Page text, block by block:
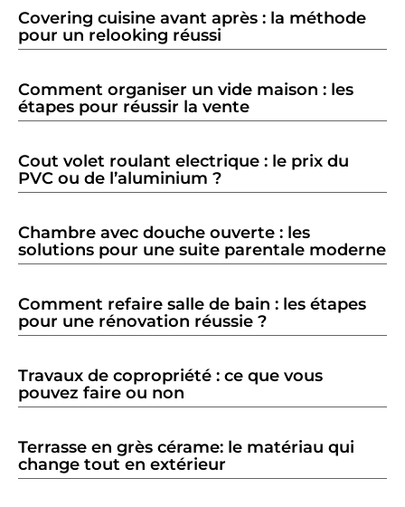
Covering cuisine avant après : la méthode
pour un relooking réussi
Comment organiser un vide maison : les
étapes pour réussir la vente
Cout volet roulant electrique : le prix du
PVC ou de l’aluminium ?
Chambre avec douche ouverte : les
solutions pour une suite parentale moderne
Comment refaire salle de bain : les étapes
pour une rénovation réussie ?
Travaux de copropriété : ce que vous
pouvez faire ou non
Terrasse en grès cérame: le matériau qui
change tout en extérieur